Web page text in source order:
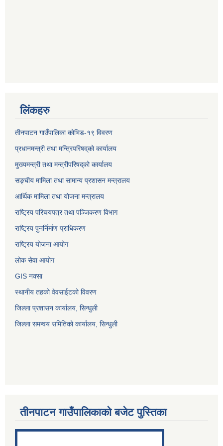
लिंकहरु
तीनपाटन गाउँपालिका कोभिड-१९ विवरण
प्रधानमन्त्री तथा मन्त्रिपरिषद्‌को कार्यालय
मुख्यमन्त्री तथा मन्त्रीपरिषद्‌को कार्यालय
सङ्घीय मामिला तथा सामान्य प्रशासन मन्त्रालय
आर्थिक मामिला तथा योजना मन्त्रालय
राष्ट्रिय परिचयपत्र तथा पञ्जिकरण विभाग
राष्ट्रिय पुनर्निर्माण प्राधिकरण
राष्ट्रिय योजना आयोग
लोक सेवा आयोग
GIS नक्सा
स्थानीय तहको वेवसाईटको विवरण
जिल्ला प्रशासन कार्यालय, सिन्धुली
जिल्ला समन्वय समितिको कार्यालय, सिन्धुली
तीनपाटन गाउँपालिकाको बजेट पुस्तिका